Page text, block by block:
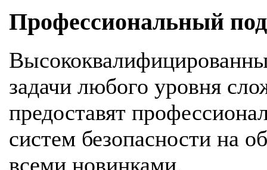
Профессиональный
задачи любого уровня
предоставят
систем безопасности на
всеми новинками.